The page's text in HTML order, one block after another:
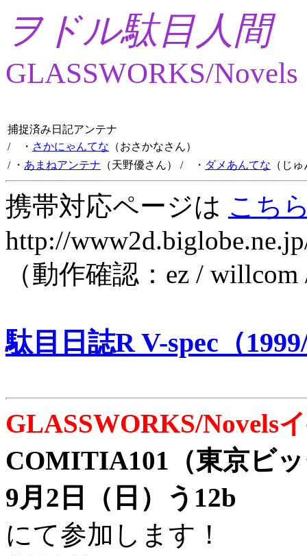
ヲドル駄目人間
GLASSWORKS/Novels
捕捉済み日記アンテナ
/ ・ さかにゃんてな （おさかなさん）
/ ・ あまねアンテナ （天野優さん） / ・ ダメあんてな （じ
携帯対応ページは こち
http://
（動作確認：ez /
駄目日誌R V-spec（
GLASSWORKS/Novels
COMITIA101（東京ビ
9月2日（日）う12b
にて参加します！